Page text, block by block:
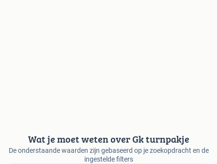
Wat je moet weten over Gk turnpakje
De onderstaande waarden zijn gebaseerd op je zoekopdracht en de
ingestelde filters